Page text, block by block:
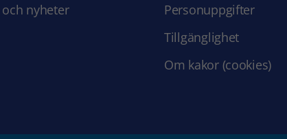
och nyheter
Personuppgifter
Tillgänglighet
Om kakor (cookies)